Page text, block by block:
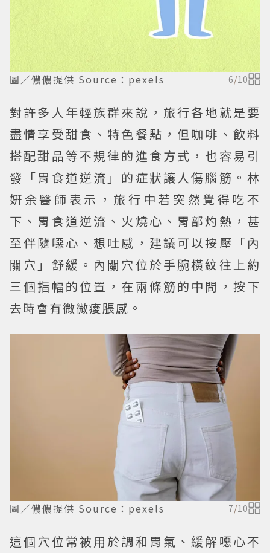
圖／儂儂提供 Source：pexels 6/10
對許多人年輕族群來說，旅行各地就是要
盡情享受甜食、特色餐點，但咖啡、飲料
搭配甜品等不規律的進食方式，也容易引
發「胃食道逆流」的症狀讓人傷腦筋。林
姸余醫師表示，旅行中若突然覺得吃不
下、胃食道逆流、火燒心、胃部灼熱，甚
至伴隨噁心、想吐感，建議可以按壓「內
關穴」舒緩。內關穴位於手腕橫紋往上約
三個指幅的位置，在兩條筋的中間，按下
去時會有微微痠脹感。
圖／儂儂提供 Source：pexels 7/10
這個穴位常被用於調和胃氣、緩解噁心不